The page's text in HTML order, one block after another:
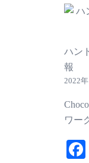
ハン
報
2022
ワー